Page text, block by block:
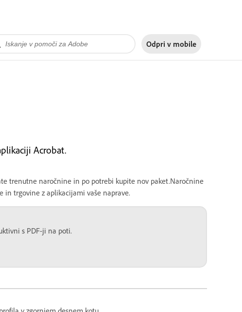
Odpri v mobile
Acrobat.
trenutne naročnine in po potrebi kupite nov paket.Naročnine
in trgovine z aplikacijami vaše naprave.
s PDF-ji na poti.